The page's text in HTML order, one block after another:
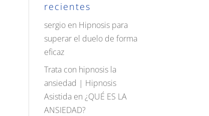
recientes
sergio en Hipnosis para
superar el duelo de forma
eficaz
Trata con hipnosis la
ansiedad | Hipnosis
Asistida en¿QUÉ ES LA
ANSIEDAD?